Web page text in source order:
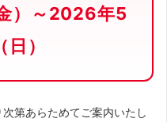
）～2026年5
）
第あらためてご案内いたし